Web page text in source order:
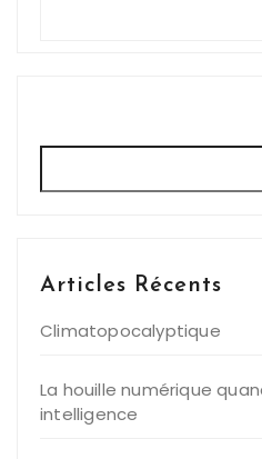
Articles Récents
Climatopocalyptique
La houille numérique
intelligence